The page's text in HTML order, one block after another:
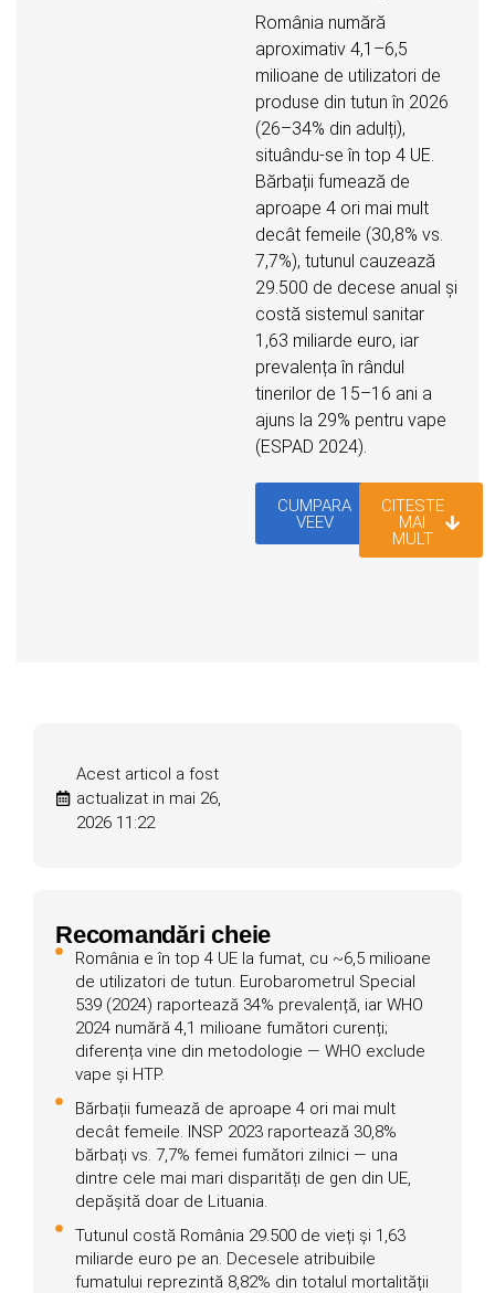
România numără
aproximativ 4,1–6,5
milioane de utilizatori de
produse din tutun în 2026
(26–34% din adulți),
situându-se în top 4 UE.
Bărbații fumează de
aproape 4 ori mai mult
decât femeile (30,8% vs.
7,7%), tutunul cauzează
29.500 de decese anual și
costă sistemul sanitar
1,63 miliarde euro, iar
prevalența în rândul
tinerilor de 15–16 ani a
ajuns la 29% pentru vape
(ESPAD 2024).
CUMPARA
VEEV
CITESTE
MAI
MULT
Acest articol a fost
actualizat in mai 26,
2026 11:22
Recomandări cheie
România e în top 4 UE la fumat, cu ~6,5 milioane
de utilizatori de tutun. Eurobarometrul Special
539 (2024) raportează 34% prevalență, iar WHO
2024 numără 4,1 milioane fumători curenți;
diferența vine din metodologie — WHO exclude
vape și HTP.
Bărbații fumează de aproape 4 ori mai mult
decât femeile. INSP 2023 raportează 30,8%
bărbați vs. 7,7% femei fumători zilnici — una
dintre cele mai mari disparități de gen din UE,
depășită doar de Lituania.
Tutunul costă România 29.500 de vieți și 1,63
miliarde euro pe an. Decesele atribuibile
fumatului reprezintă 8,82% din totalul mortalității